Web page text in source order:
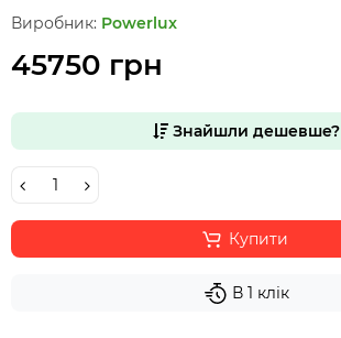
Виробник: Powerlux
45750 грн
Знайшли дешевше?
Купити
В 1 клік